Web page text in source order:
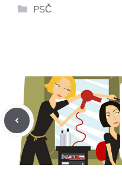
Rubriky
PSČ